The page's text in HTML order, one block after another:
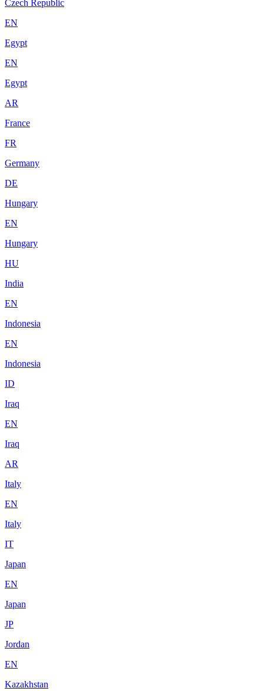
Czech Republic
EN
Egypt
EN
Egypt
AR
France
FR
Germany
DE
Hungary
EN
Hungary
HU
India
EN
Indonesia
EN
Indonesia
ID
Iraq
EN
Iraq
AR
Italy
EN
Italy
IT
Japan
EN
Japan
JP
Jordan
EN
Kazakhstan